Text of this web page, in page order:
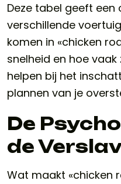
Deze tabel geeft een
verschillende
komen in «chicken
snelheid en hoe
helpen bij het
plannen van je
De
de
Wat maakt «chicken